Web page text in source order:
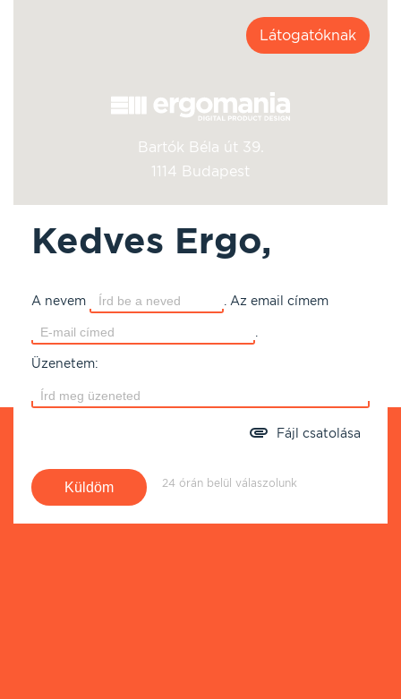
Kedves Ergo,
A nevem Az email címem
Üzenetem:
Fájl csatolása
24 órán belül válaszolunk
Bartók Béla út 39.
1114 Budapest
Látogatóknak